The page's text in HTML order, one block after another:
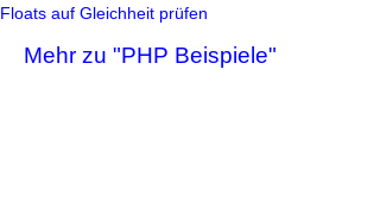
Floats auf Gleichheit prüfen
Mehr zu "PHP Beispiele"